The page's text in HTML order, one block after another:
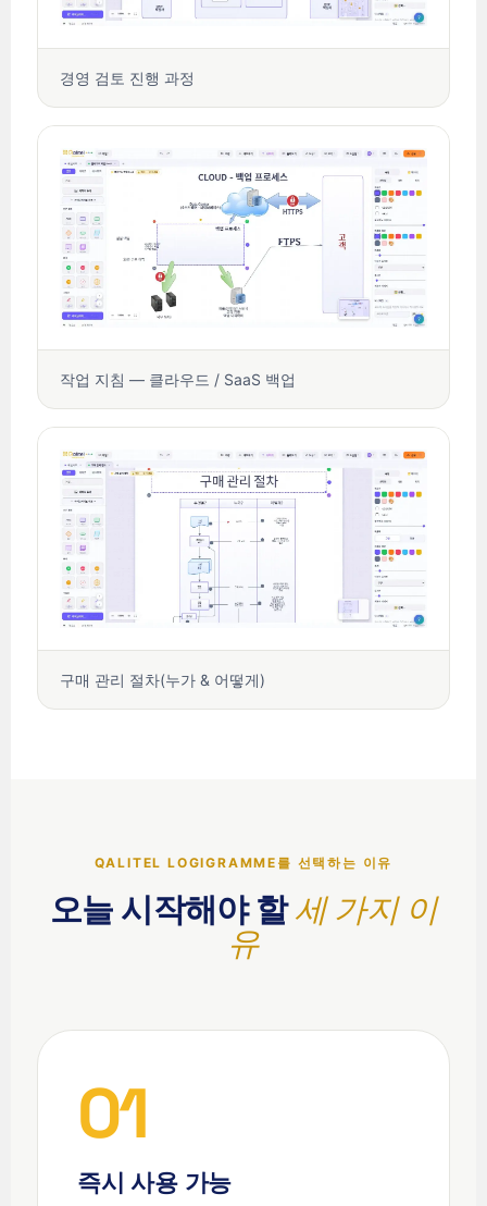
경영 검토 진행 과정
작업 지침 — 클라우드 / SaaS 백업
구매 관리 절차(누가 & 어떻게)
QALITEL LOGIGRAMME를 선택하는 이유
오늘 시작해야 할세 가지 이
유
01
즉시 사용 가능